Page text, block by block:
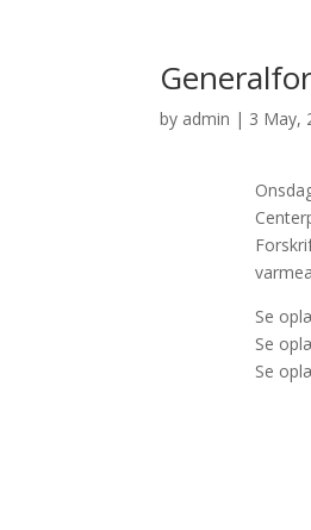
by admin | 3 May,
Se
Se
Se